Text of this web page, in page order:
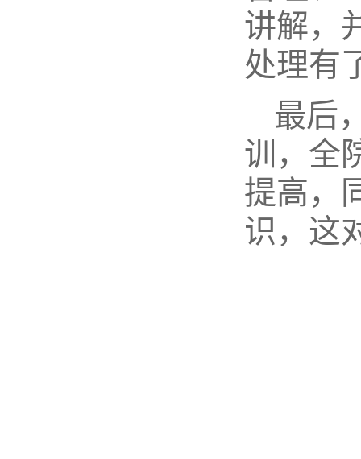
讲解，
处理有
最后
训，全
提高，
识，这